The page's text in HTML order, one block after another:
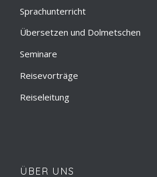
Sprachunterricht
Übersetzen und Dolmetschen
Seminare
Reisevorträge
Reiseleitung
ÜBER UNS